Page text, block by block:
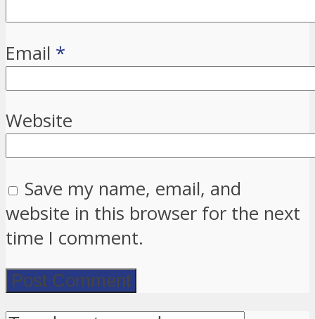
Email *
Website
Save my name, email, and
website in this browser for the next
time I comment.